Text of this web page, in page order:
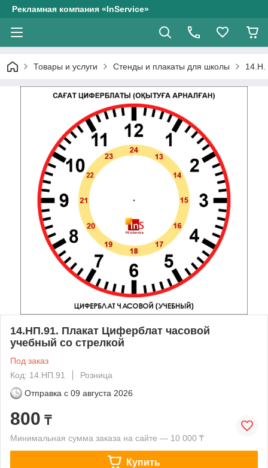
Рекламная компания «InService»
Товары и услуги Стенды и плакаты для школы 14.Н.
14.НП.91. Плакат Циферблат часовой
учебный со стрелкой
Под заказ
Код: 14.НП.91
Розница
Отправка с 09 августа 2026
800 ₸
Минимальная сумма заказа на сайте — 10 000 ₸
Купить